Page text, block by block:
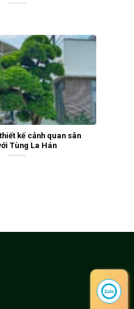
kế cảnh quan sân
Tùng La Hán